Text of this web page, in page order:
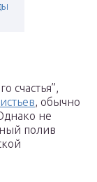
счастья”,
, обычно
не
полив